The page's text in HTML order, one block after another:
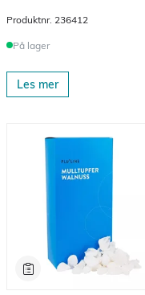
Produktnr. 236412
På lager
Les mer